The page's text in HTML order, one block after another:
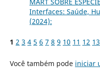
MART SOBRE
Interfaces: Saúde,
(2024):
1 2 3 4 5 6 7 8 9 10 11 12 13
Você também pode iniciar